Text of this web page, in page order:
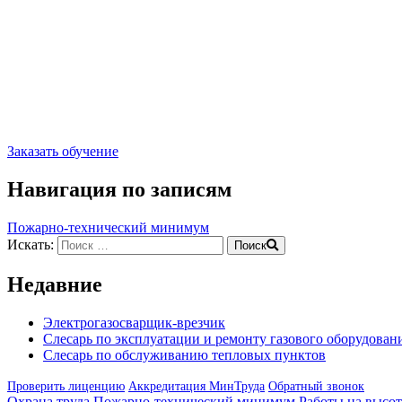
Заказать обучение
Навигация по записям
Пожарно-технический минимум
Искать:
Поиск
Недавние
Электрогазосварщик-врезчик
Слесарь по эксплуатации и ремонту газового
Слесарь по обслуживанию тепловых пунктов
Проверить лиценцию Аккредитация МинТруда Обратный звонок